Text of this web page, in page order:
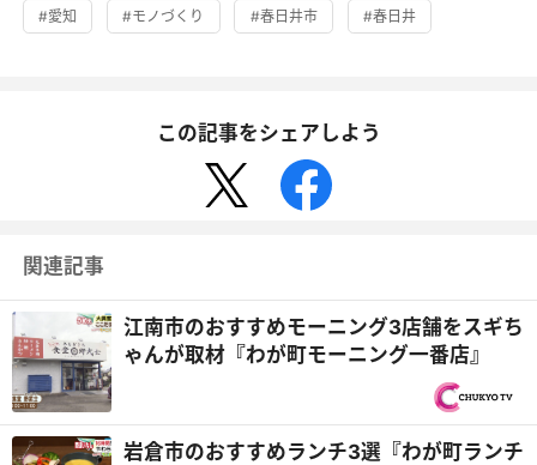
#愛知 #モノづくり #春日井市 #春日井
この記事をシェアしよう
関連記事
江南市のおすすめモーニング3店舗をスギち
ゃんが取材『わが町モーニング一番店』
岩倉市のおすすめランチ3選『わが町ランチ